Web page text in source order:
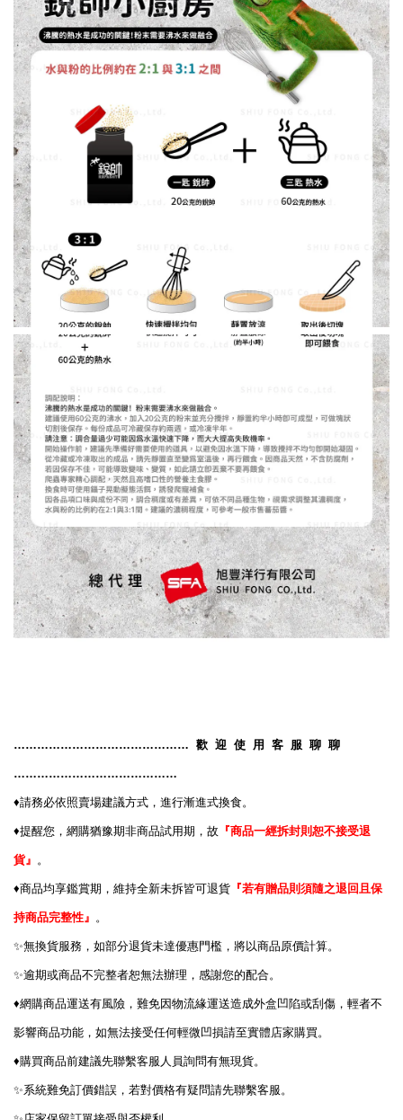
……………………………………… 歡 迎 使 用 客 服 聊 聊
……………………………………
♦️請務必依照賣場建議方式，進行漸進式換食。
♦️提醒您，網購猶豫期非商品試用期，故 『商品一經拆封則恕不接受退
貨』 。
♦️商品均享鑑賞期，維持全新未拆皆可退貨 『若有贈品則須隨之退回且保
持商品完整性』 。
✨無換貨服務，如部分退貨未達優惠門檻，將以商品原價計算。
✨逾期或商品不完整者恕無法辦理，感謝您的配合。
♦️網購商品運送有風險，難免因物流緣運送造成外盒凹陷或刮傷，輕者不
影響商品功能，如無法接受任何輕微凹損請至實體店家購買。
♦️購買商品前建議先聯繫客服人員詢問有無現貨。
✨系統難免訂價錯誤，若對價格有疑問請先聯繫客服。